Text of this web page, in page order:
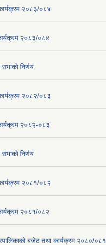
२०८३/०८४
२०८३/०८४
निर्णय
२०८२/०८३
२०८२-०८३
निर्णय
२०८१/०८२
२०८१/०८२
बजेट तथा कार्यक्रम २०८०/०८१